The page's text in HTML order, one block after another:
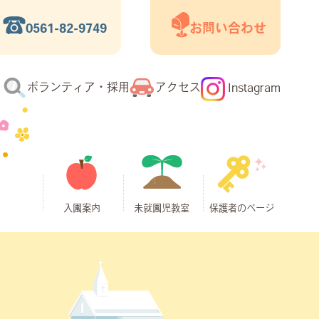
入園案内
募集要項
入園までの流
よくあるご質
海外からの一
預かり保育
園見学
未就園児教室
バンビーノ
ピッコロ
パピー
パパ＆ベビー
ホール開放日
保護者のページ
マリアブログ
ダウンロード
0561-82-9749 お問い合わせ
ボランティア・採用 アクセス Instagram